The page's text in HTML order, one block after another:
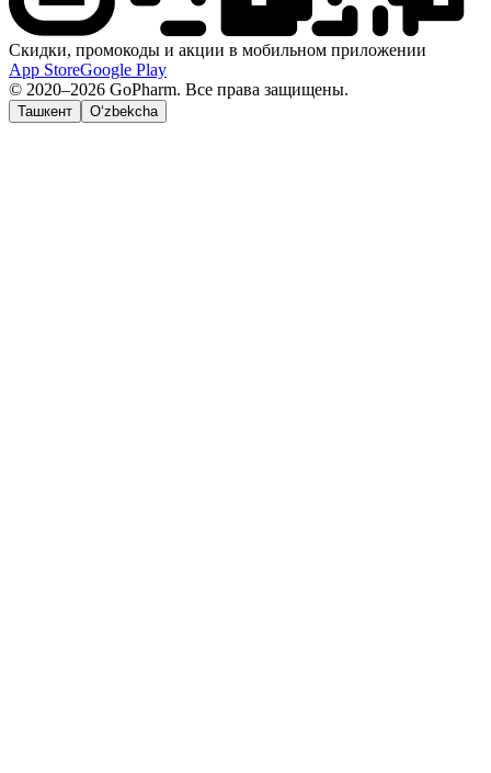
Скидки, промокоды и акции в мобильном приложении
App StoreGoogle Play
© 2020–2026 GoPharm. Все права защищены.
Ташкент O‘zbekcha